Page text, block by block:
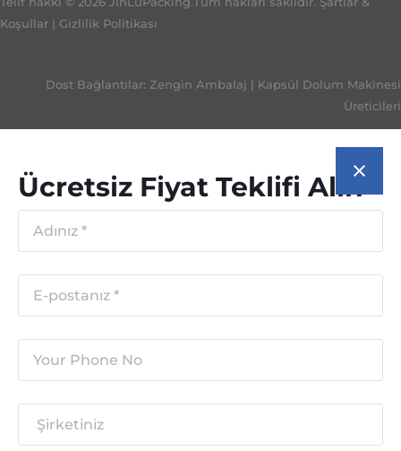
Koşullar | Gizlilik Politikası
Dost Bağlantılar: Zengin Ambalaj | Kapsül Dolum Makinesi
Üreticileri
Ücretsiz Fiyat Teklifi Alın